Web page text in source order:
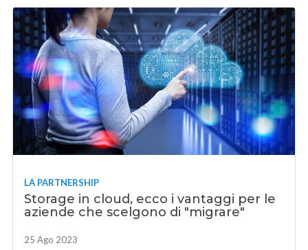
LA PARTNERSHIP
Storage in cloud, ecco i vantaggi per le
aziende che scelgono di "migrare"
25 Ago 2023